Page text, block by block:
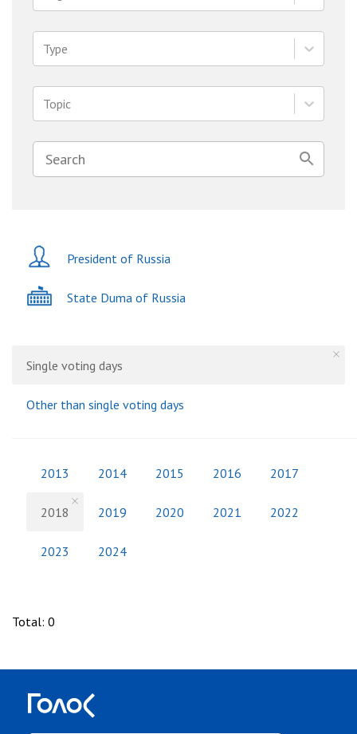
Type
Topic
President of Russia
State Duma of Russia
Single voting days
Other than single voting days
2013 2014 2015 2016 2017
2018 2019 2020 2021 2022
2023 2024
Total: 0